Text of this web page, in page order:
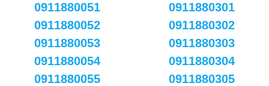
0911880051
0911880052
0911880053
0911880054
0911880055
0911880301
0911880302
0911880303
0911880304
0911880305